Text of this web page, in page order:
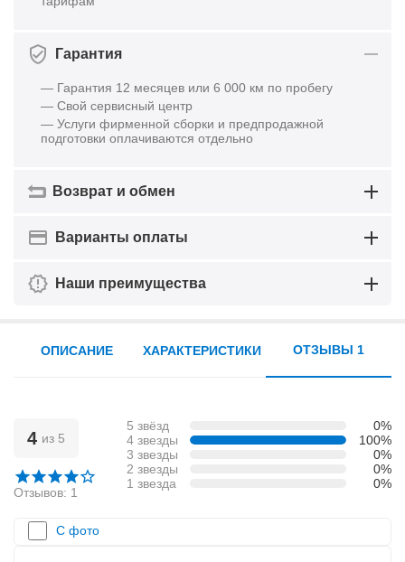
Гарантия
— Гарантия 12 месяцев или 6 000 км по пробегу
— Свой сервисный центр
— Услуги фирменной сборки и предпродажной
подготовки оплачиваются отдельно
Возврат и обмен
Варианты оплаты
Наши преимущества
ОПИСАНИЕ ХАРАКТЕРИСТИКИ ОТЗЫВЫ 1
4 из 5
Отзывов: 1
5 звёзд
0%
4 звезды
100%
3 звезды
0%
2 звезды
0%
1 звезда
0%
С фото